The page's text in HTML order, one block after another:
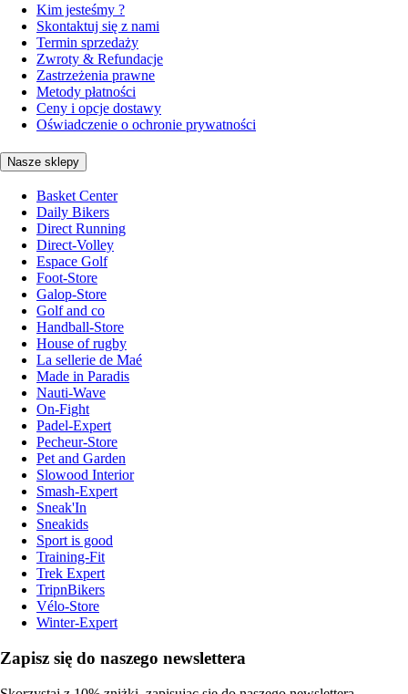
Kim jesteśmy ?
Skontaktuj się z nami
Termin sprzedaży
Zwroty & Refundacje
Zastrzeżenia prawne
Metody płatności
Ceny i opcje dostawy
Oświadczenie o ochronie prywatności
Nasze sklepy
Basket Center
Daily Bikers
Direct Running
Direct-Volley
Espace Golf
Foot-Store
Galop-Store
Golf and co
Handball-Store
House of rugby
La sellerie de Maé
Made in Paradis
Nauti-Wave
On-Fight
Padel-Expert
Pecheur-Store
Pet and Garden
Slowood Interior
Smash-Expert
Sneak'In
Sneakids
Sport is good
Training-Fit
Trek Expert
TripnBikers
Vélo-Store
Winter-Expert
Zapisz się do naszego newslettera